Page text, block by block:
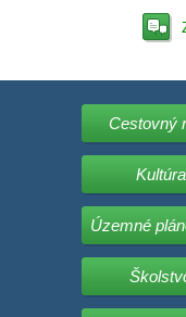
Cestovný
Kultúra
Územné